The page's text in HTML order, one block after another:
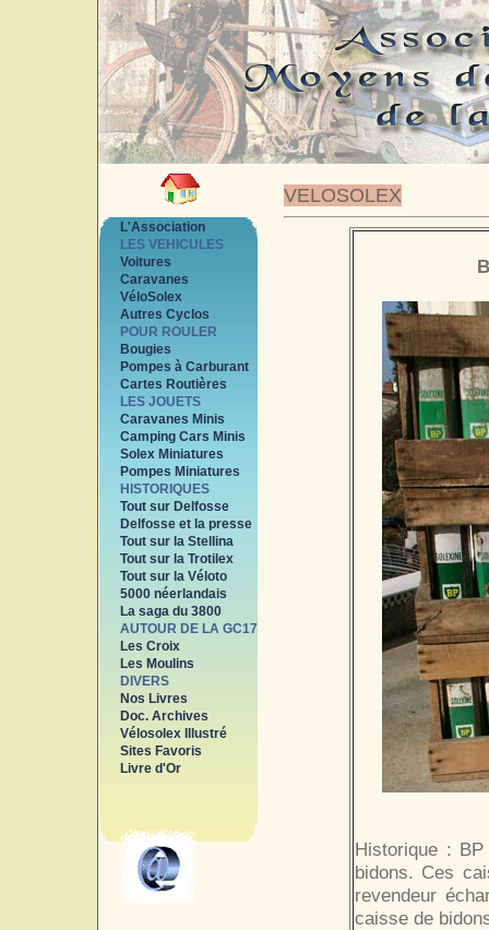
VELOSOLEX
L'Association
LES VEHICULES
Voitures
Caravanes
VéloSolex
Autres Cyclos
POUR ROULER
Bougies
Pompes à Carburant
Cartes Routières
LES JOUETS
Caravanes Minis
Camping Cars Minis
Solex Miniatures
Pompes Miniatures
HISTORIQUES
Tout sur Delfosse
Delfosse et la presse
Tout sur la Stellina
Tout sur la Trotilex
Tout sur la Véloto
5000 néerlandais
La saga du 3800
AUTOUR DE LA GC17
Les Croix
Les Moulins
DIVERS
Nos Livres
Doc. Archives
Vélosolex Illustré
Sites Favoris
Livre d'Or
Historique :
bidons. Ces
revendeur
caisse de